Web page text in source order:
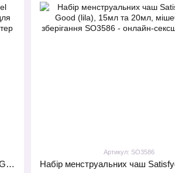
Набір менструальних чаш Satisfyer Feel Good (light green), 15мл і 20мл, мішечок для зберігання
Артикул: SO3586